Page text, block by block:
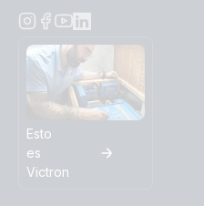
Esto
es
Victron